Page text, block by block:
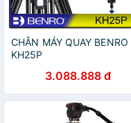
CHÂN MÁY QUAY BENRO
KH25P
3.088.888 đ